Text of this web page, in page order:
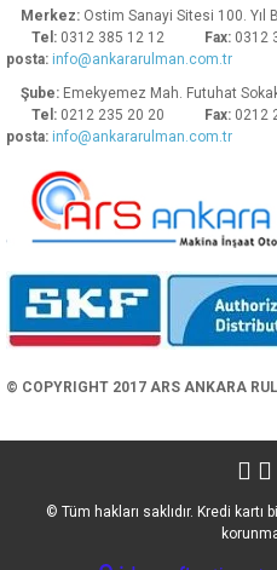
Merkez: Ostim Sanayi Sitesi
Tel: 0312 385 12 12 Fax:
posta: info@ankararulman.com.tr
Şube: Emekyemez Mah.
Tel: 0212 235 20 20 Fax:
posta: info@ankararulman.com.tr
© COPYRIGHT 2017 ARS ANKARA
© Tüm hakları saklıdır. Kredi